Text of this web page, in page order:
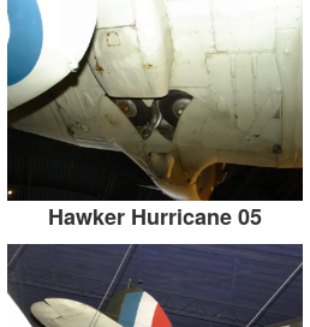
Hawker Hurricane 05